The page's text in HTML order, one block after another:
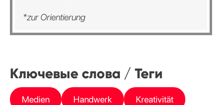
*zur Orientierung
Ключевые слова / Теги
Medien Handwerk Kreativität